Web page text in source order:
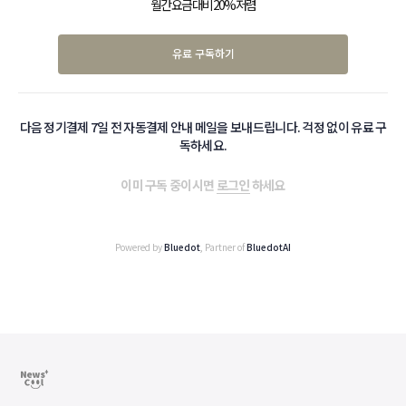
월간 요금 대비 20% 저렴
유료 구독하기
다음 정기결제 7일 전 자동결제 안내 메일을 보내드립니다. 걱정 없이 유료 구
독하세요.
이미 구독 중이시면 로그인하세요
Powered byBluedot , Partner ofBluedotAI